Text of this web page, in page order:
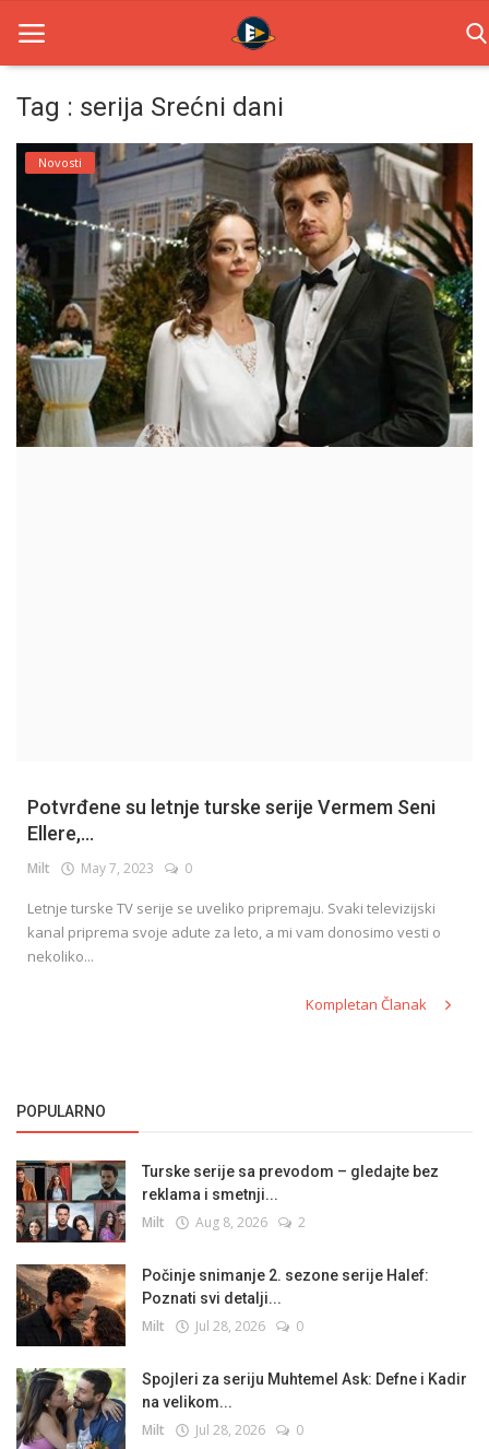
Home
Novosti
TV Serije
Filmovi
Glumci
Contact
Login
Tag : serija Srećni dani
Novosti
Potvrđene su letnje turske serije Vermem Seni
Ellere,...
Milt May 7, 2023 0
Letnje turske TV serije se uveliko pripremaju. Svaki televizijski
kanal priprema svoje adute za leto, a mi vam donosimo vesti o
nekoliko...
Kompletan Članak
POPULARNO
Turske serije sa prevodom – gledajte bez
reklama i smetnji...
Milt Aug 8, 2026 2
Počinje snimanje 2. sezone serije Halef:
Poznati svi detalji...
Milt Jul 28, 2026 0
Spojleri za seriju Muhtemel Ask: Defne i Kadir
na velikom...
Milt Jul 28, 2026 0